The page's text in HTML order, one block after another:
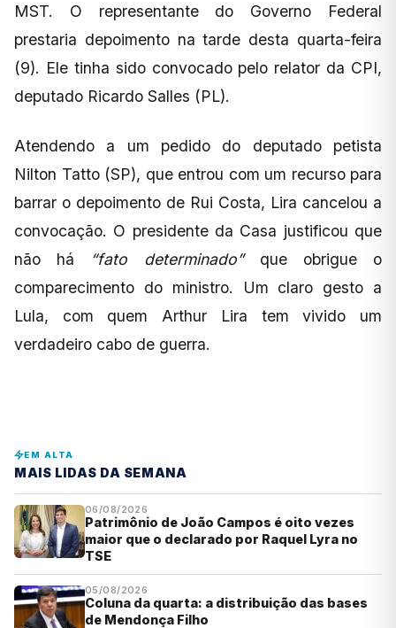
MST. O representante do Governo Federal
prestaria depoimento na tarde desta quarta-feira
(9). Ele tinha sido convocado pelo relator da CPI,
deputado Ricardo Salles (PL).
Atendendo a um pedido do deputado petista
Nilton Tatto (SP), que entrou com um recurso para
barrar o depoimento de Rui Costa, Lira cancelou a
convocação. O presidente da Casa justificou que
não há
“fato determinado”que obrigue o
comparecimento do ministro. Um claro gesto a
Lula, com quem Arthur Lira tem vivido um
verdadeiro cabo de guerra.
EM ALTA
MAIS LIDAS DA SEMANA
06/08/2026
Patrimônio de João Campos é oito vezes
maior que o declarado por Raquel Lyra no
TSE
05/08/2026
Coluna da quarta: a distribuição das bases
de Mendonça Filho